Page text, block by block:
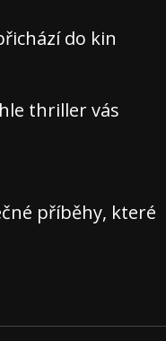
do kin
thriller vás
příběhy, které